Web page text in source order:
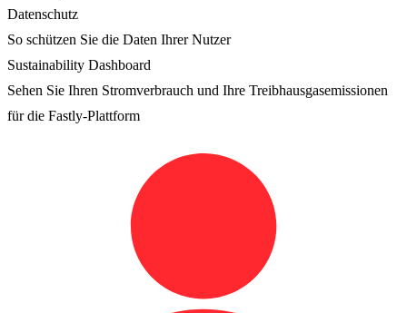
Datenschutz
So schützen Sie die Daten Ihrer Nutzer
Sustainability Dashboard
Sehen Sie Ihren Stromverbrauch und Ihre Treibhausgasemissionen
für die Fastly-Plattform